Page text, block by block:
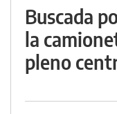
Buscada
la
pleno